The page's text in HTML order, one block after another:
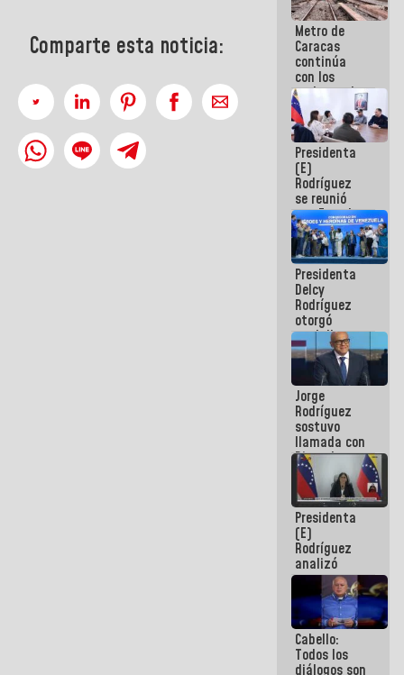
Comparte esta noticia:
Metro de
Caracas
continúa
con los
trabajos de
mantenimiento
e inspección
en la Línea 2
Presidenta
(E)
Rodríguez
se reunió
con Estado
Mayor
Eléctrico
para
abordar
planes de
acción
Presidenta
Delcy
Rodríguez
otorgó
medalla
"Héroe de
Venezuela"
a servidores
públicos
Jorge
Rodríguez
sostuvo
llamada con
Dinorah
Figuera y
acuerdan
primer
encuentro
presencial
para el
diálogo
Presidenta
(E)
Rodríguez
analizó
junto a
gobernadores
planes de
recuperación
del Sistema
Eléctrico
Cabello:
Todos los
diálogos son